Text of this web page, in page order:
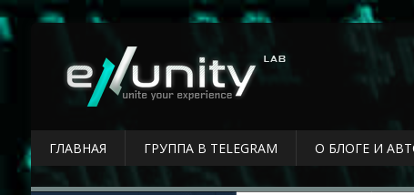
ГЛАВНАЯ ГРУППА В TELEGRAM О БЛОГЕ И